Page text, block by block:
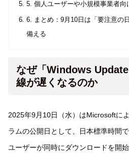
5. 個人ユーザーや小規模事業者向
6. まとめ：9月10日は「要注意の
備える
なぜ「Windows
線が遅くなるのか
2025年9月10日（水）はMicrosoftに
ラムの公開日として、日本標準時間
ユーザーが同時にダウンロードを開